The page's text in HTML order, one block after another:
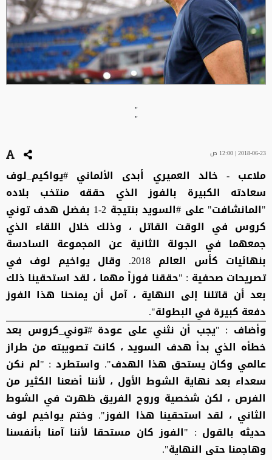
"
"
2018-06-23 | 12:00 ص
ملاعب - خالد العميري أبدى الألماني #يواكيم_لوف
سعادته الكبيرة بالفوز الذي حققه منتخب بلاده
"المانشافت" على #السويد بنتيجة 2-1 بفضل هدف توني
كروس في الوقت القاتل ، وذلك خلال اللقاء الذي
جمعهما في الجولة الثانية عن المجموعة السادسة
بنهائيات كأس العالم 2018. وقال ‏يواخيم لوف في
تصريحات صحفية : "حققنا فوزاً مهما ، لقد استحقينا ذلك
بعد أن قاتلنا إلى النهاية ، آمل أن يمنحنا هذا الفوز
دفعة كبيرة في البطولة".
وأضاف : "يجب أن نثني على عودة #توني_كروس بعد
خطأه الذي بدأ هدف السويد ، كانت تصويبته من طراز
عالمي وكان يستحق هذا الهدف". ‏واستطرد : "لم نكن
سعداء بعد نهاية الشوط الأول ، لأننا أضعنا الكثير من
الفرص ، لكن شخصية وروح الفريق ظهرت في الشوط
الثاني ، لقد استحقينا هذا الفوز". وختم ‏يواخيم لوف
حديثه بالقول : "الفوز كان مستحقا لأننا آمنا بأنفسنا
وهاجمنا حتى النهاية".